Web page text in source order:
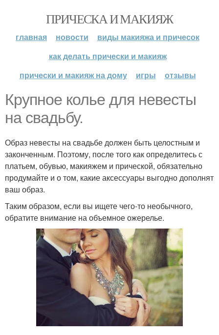
ПРИЧЕСКА И МАКИЯЖ
главная новости
виды макияжа и причесок
как делать прически и макияж
прически и макияж на дому
игры отзывы
Крупное колье для невесты
на свадьбу.
Образ невесты на свадьбе должен быть целостным и
законченным. Поэтому, после того как определитесь с
платьем, обувью, макияжем и прической, обязательно
продумайте и о том, какие аксессуары выгодно дополнят
ваш образ.
Таким образом, если вы ищете чего-то необычного,
обратите внимание на объемное ожерелье.